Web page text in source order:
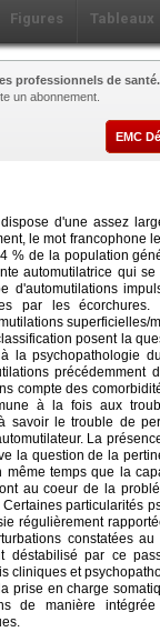
Figures Tableaux
professionnels de santé.
un abonnement.
EMC
d'une assez
le mot francophone
% de la population
automutilatrice qui
d'automutilations
par les
superficielles/
posent la
la psychopathologie
précédemment
compte des
à la fois aux
savoir le trouble de
La
la question de la
temps que la
au coeur de la
particularités
régulièrement
constatées
déstabilisé par ce
cliniques et
prise en charge
de manière intégrée